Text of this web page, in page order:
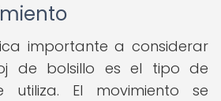
importante a considerar
de bolsillo es el tipo de
utiliza. El movimiento se